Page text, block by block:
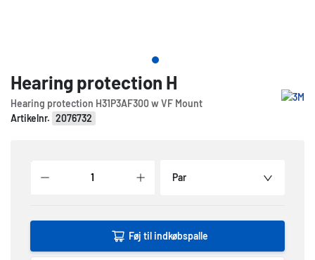
Hearing protection H
Hearing protection H31P3AF300 w VF Mount
Artikelnr. 2076732
Par
Føj til indkøbspalle